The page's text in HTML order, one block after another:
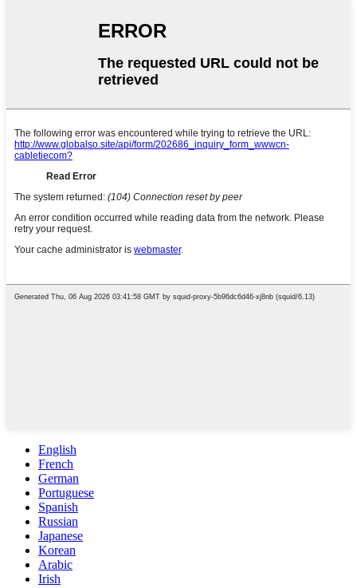
English
French
German
Portuguese
Spanish
Russian
Japanese
Korean
Arabic
Irish